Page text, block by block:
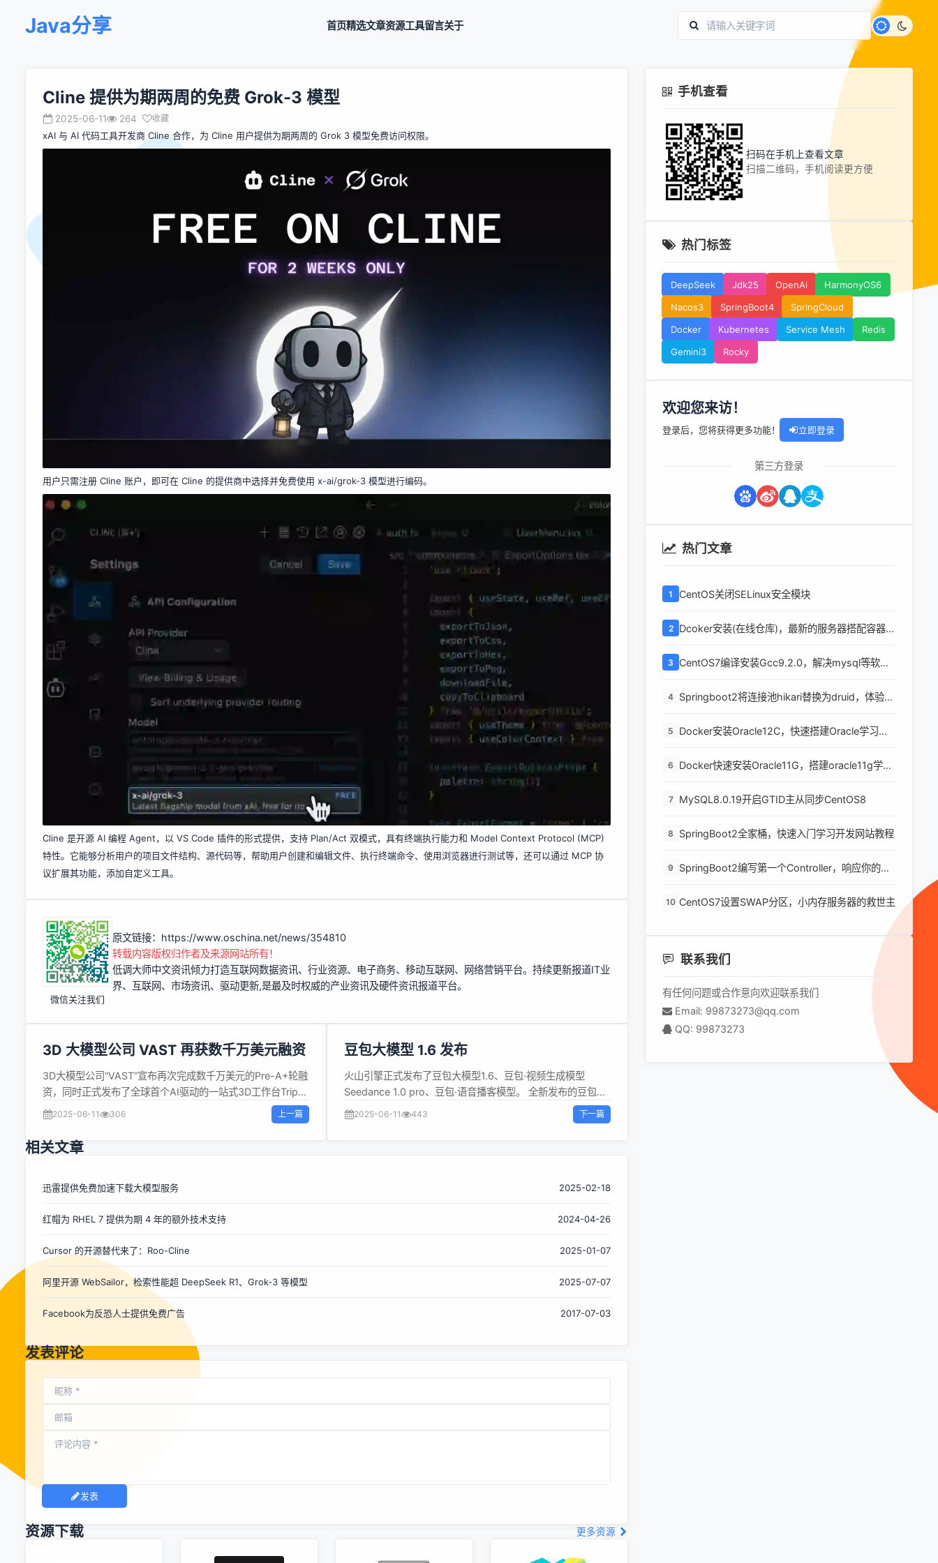
Java分享 首页精选文章资源工具留言关于
Cline 提供为期两周的免费 Grok-3 模型
2025-06-11 264 收藏
xAI 与 AI 代码工具开发商 Cline合作，为 Cline 用户提供为期两周的 Grok 3 模型免费访问权限。
用户只需注册 Cline 账户，即可在 Cline 的提供商中选择并免费使用 x-ai/grok-3 模型进行编码。
Cline 是开源 AI 编程 Agent，以 VS Code 插件的形式提供，支持 Plan/Act 双模式，具有终端执行能力和 Model Context Protocol (MCP)
特性。它能够分析用户的项目文件结构、源代码等，帮助用户创建和编辑文件、执行终端命令、使用浏览器进行测试等，还可以通过 MCP 协
议扩展其功能，添加自定义工具。
微信关注我们
原文链接： https://www.oschina.net/news/354810
转载内容版权归作者及来源网站所有！
低调大师中文资讯倾力打造互联网数据资讯、行业资源、电子商务、移动互联网、网络营销平台。持续更新报道IT业
界、互联网、市场资讯、驱动更新,是最及时权威的产业资讯及硬件资讯报道平台。
3D 大模型公司 VAST 再获数千万美元融资
3D大模型公司“VAST”宣布再次完成数千万美元的Pre-A+轮融
资，同时正式发布了全球首个AI驱动的一站式3D工作台Tripo
Studio，并即将推出全新算法Tripo 3.0。 据称此次融资将重
点投入Tripo系列大模型研发及Tripo Studio产品及生态平台建
设，加速构建「AI+3D」全产业链条，打造“基础模型 + 生态
插件 + 原生工作台”的端到端产品体系，从而构建覆盖专业级
用户）的创作者画像完整梯度。 据介绍，VAST成立于2023
过打造大众级3D内容创作工具建立3D UGC内容平台，使基于
升的核心要素。 自2024年初起，VAST持续迭代Tripo大模
型，先后推出Tripo1.0至Tripo2.5等数十亿参数规模的3D大模
型系列，同时发布TripoSR、TripoSG、TripoSF等广受全球开
源社区认可的3D基础模型，并配套开发了系列3D软件生态插
件。 相关阅读 生成式 3D AI 公司 V...
2025-06-11 306 上一篇
豆包大模型 1.6 发布
火山引擎正式发布了豆包大模型1.6、豆包·视频生成模型
Seedance 1.0 pro、豆包·语音播客模型。 全新发布的豆包大
模型1.6系列由三个模型组成： doubao-seed-1.6：All-in-
One 的综合模型，是国内首个支持256K 上下文的思考模型，
的同时大幅减少 tokens 消耗。 doubao-seed-1.6-
代码、数学、逻辑推理等基础能力上进一步提升；支持256K
速版本，支持深度思考、多模态理解、256K 上下文；延迟极
价格方面，豆包大模型1.6采用统一定价模式，首创按“输入长
包大模型1.6的价格为输入0.8元/百万 tokens、输出...
2025-06-11 443 下一篇
相关文章
迅雷提供免费加速下载大模型服务 2025-02-18
红帽为 RHEL 7 提供为期 4 年的额外技术支持 2024-04-26
Cursor 的开源替代来了：Roo-Cline 2025-01-07
阿里开源 WebSailor，检索性能超 DeepSeek R1、Grok-3 等模型 2025-07-07
Facebook为反恐人士提供免费广告 2017-07-03
发表评论
发表
资源下载 更多资源
手机查看
扫码在手机上查看文章
扫描二维码，手机阅读更方便
热门标签
DeepSeek Jdk25 OpenAi
HarmonyOS6
Nacos3
SpringBoot4
SpringCloud
Docker
Kubernetes Service Mesh
Redis
Gemini3
Rocky
欢迎您来访！
登录后，您将获得更多功能！ 立即登录
第三方登录
热门文章
1 CentOS关闭SELinux安全模块
2
Dcoker安装(在线仓库)，最新的服务器搭配容器使
3
CentOS7编译安装Gcc9.2.0，解决mysql等软件
4 Springboot2将连接池hikari替换为druid，体验最
5
Docker安装Oracle12C，快速搭建Oracle学习环
6
Docker快速安装Oracle11G，搭建oracle11g学习
7 MySQL8.0.19开启GTID主从同步CentOS8
8 SpringBoot2全家桶，快速入门学习开发网站教程
9
SpringBoot2编写第一个Controller，响应你的
10 CentOS7设置SWAP分区，小内存服务器的救世主
联系我们
有任何问题或合作意向欢迎联系我们
Email: 99873273@qq.com
QQ: 99873273